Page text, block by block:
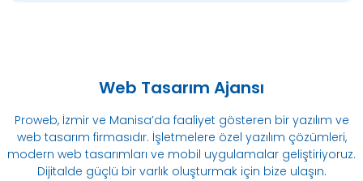
Web Tasarım Ajansı
Proweb, İzmir ve Manisa’da faaliyet gösteren bir yazılım ve
web tasarım firmasıdır. İşletmelere özel yazılım çözümleri,
modern web tasarımları ve mobil uygulamalar geliştiriyoruz.
Dijitalde güçlü bir varlık oluşturmak için bize ulaşın.